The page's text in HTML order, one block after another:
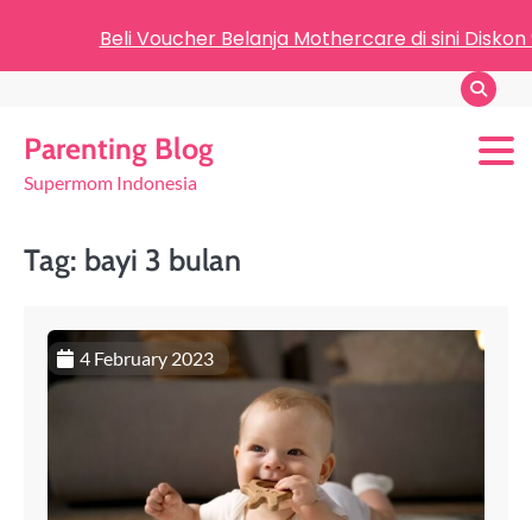
Parenting Blog
Supermom Indonesia
Tag: bayi 3 bulan
4 February 2023
Beli Voucher Belanja Mothercare di sini Diskon